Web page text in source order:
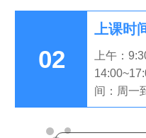
02
上课时
上午：
间：周一